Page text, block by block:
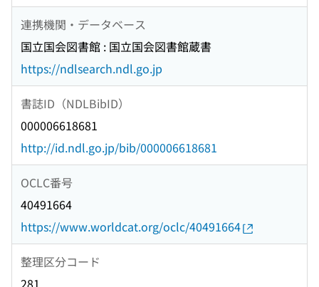
連携機関・データベース
国立国会図書館 : 国立国会図書館蔵書
https://ndlsearch.ndl.go.jp
書誌ID（NDLBibID）
000006618681
http://id.ndl.go.jp/bib/000006618681
OCLC番号
40491664
https://www.worldcat.org/oclc/40491664
整理区分コード
281